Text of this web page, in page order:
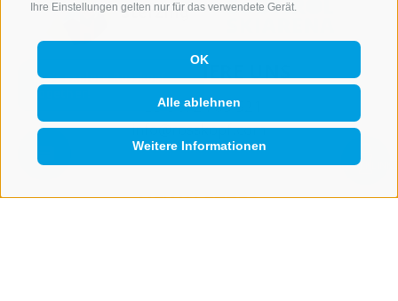
Ihre Einstellungen gelten nur für das verwendete Gerät.
OK
Alle ablehnen
Weitere Informationen
KONTAKTIERE UNS
+39 0472 765 521
info@rosskopf.com
NEWSLETTER
QUICKLINKS